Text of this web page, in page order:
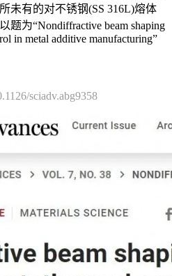
未有的对不锈钢(SS 316L)熔体
为“Nondiffractive beam shaping
in metal additive manufacturing”
sciadv.abg9358